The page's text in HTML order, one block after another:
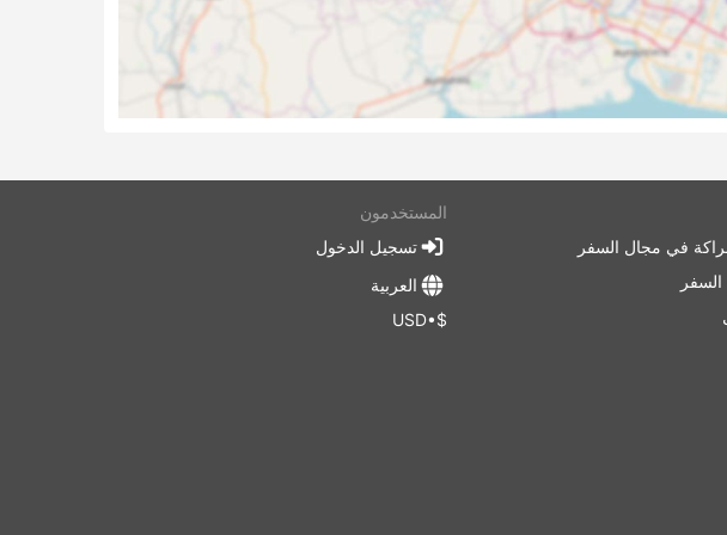
عادةً ما تكون بدلات
عالية جدًا في العادة.
دائمًا مجموعة مختارة من
أقصى درجات الراحة،
رجال الأعمال على متن
لجعل رحلتك رحلة ممتعة.
للسماح للحافلات بتجنب
إلى هذه المحطة مشكلة،
الطائرات. إنها تعتمد بشكل
إلخ. هذا ينطبق بشكل
اعتبارك ولا تخطط
في مجال السفر
السفر
المستخدمون
تسجيل الدخول
العربية
$•USD